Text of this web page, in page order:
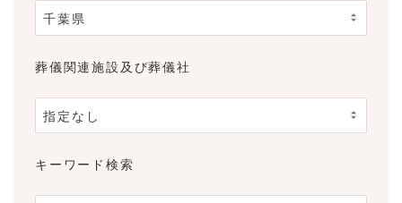
葬儀関連施設及び葬儀社
キーワード検索